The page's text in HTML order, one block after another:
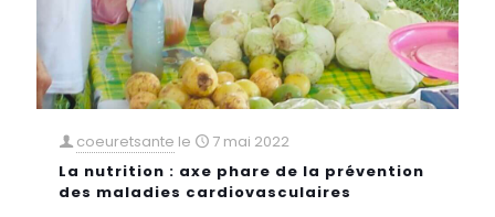
coeuretsante le
7 mai 2022
La nutrition : axe phare de la prévention
des maladies cardiovasculaires